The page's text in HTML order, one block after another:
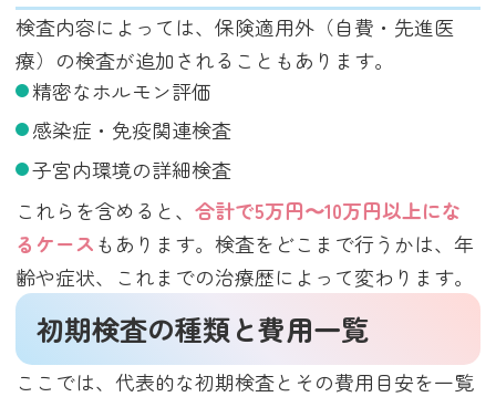
検査内容によっては、保険適用外（自費・先進医
療）の検査が追加されることもあります。
精密なホルモン評価
感染症・免疫関連検査
子宮内環境の詳細検査
これらを含めると、合計で5万円〜10万円以上にな
るケースもあります。検査をどこまで行うかは、年
齢や症状、これまでの治療歴によって変わります。
初期検査の種類と費用一覧
ここでは、代表的な初期検査とその費用目安を一覧